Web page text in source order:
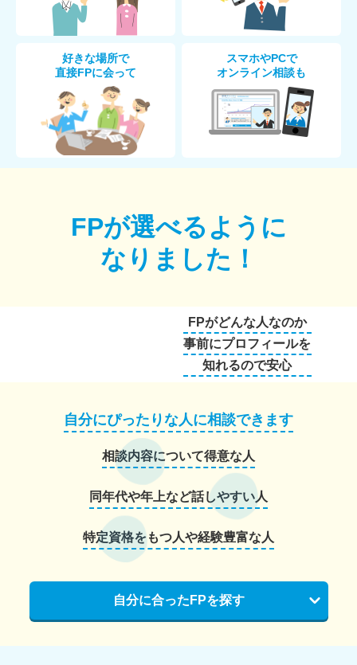
好きな場所で
直接FPに会って
スマホやPCで
オンライン相談も
FPが選べるように
なりました！
FPがどんな人なのか
事前にプロフィールを
知れるので安心
自分にぴったりな人に相談できます
相談内容について得意な人
同年代や年上など話しやすい人
特定資格をもつ人や経験豊富な人
自分に合ったFPを探す